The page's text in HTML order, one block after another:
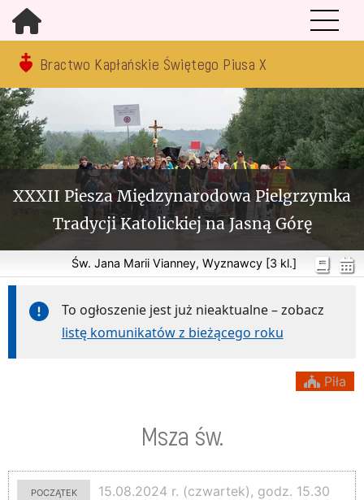
Bractwo Kapłańskie Świętego Piusa X
XXXII Piesza Międzynarodowa Pielgrzymka
Tradycji Katolickiej na Jasną Górę
Św. Jana Marii Vianney, Wyznawcy [3 kl.]
To ogłoszenie jest już nieaktualne – zobacz
listę komunikatów z bieżącego roku
Piła
Msza św.
początek
15.08.2024 r. (czwartek), godz. 15.30